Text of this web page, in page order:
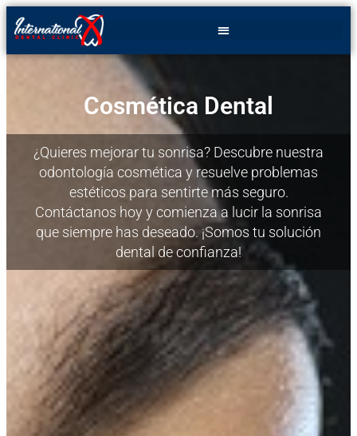
Cosmética Dental
¿Quieres mejorar tu sonrisa? Descubre nuestra
odontología cosmética y resuelve problemas
estéticos para sentirte más seguro.
Contáctanos hoy y comienza a lucir la sonrisa
que siempre has deseado. ¡Somos tu solución
dental de confianza!